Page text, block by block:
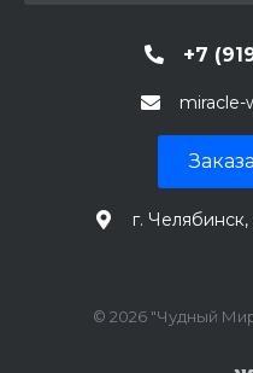
+7
miracle-
г.
© 2026 "Чудный